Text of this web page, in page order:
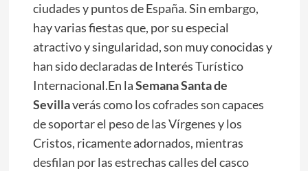
ciudades y puntos de España. Sin embargo,
hay varias fiestas que, por su especial
atractivo y singularidad, son muy conocidas y
han sido declaradas de Interés Turístico
Internacional.En laSemana Santa de
Sevillaverás como los cofrades son capaces
de soportar el peso de las Vírgenes y los
Cristos, ricamente adornados, mientras
desfilan por las estrechas calles del casco